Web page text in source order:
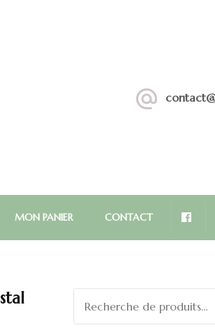
MON PANIER CONTACT